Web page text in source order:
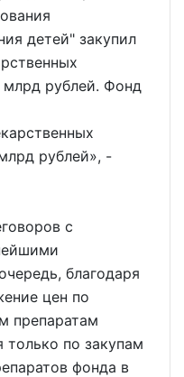
детей" закупил
млрд рублей. Фонд
рублей», -
с
благодаря
цен по
препаратам
только по закупам
фонда в